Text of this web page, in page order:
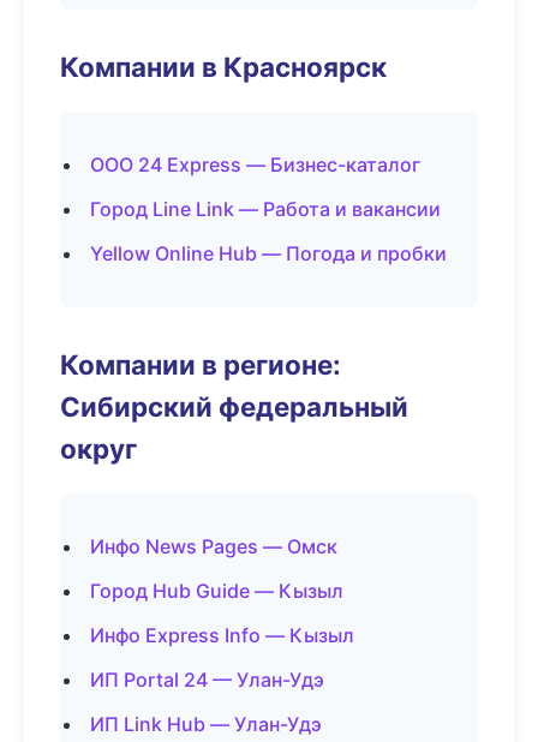
Компании в Красноярск
ООО 24 Express — Бизнес-каталог
Город Line Link — Работа и вакансии
Yellow Online Hub — Погода и пробки
Компании в регионе:
Сибирский федеральный
округ
Инфо News Pages — Омск
Город Hub Guide — Кызыл
Инфо Express Info — Кызыл
ИП Portal 24 — Улан-Удэ
ИП Link Hub — Улан-Удэ